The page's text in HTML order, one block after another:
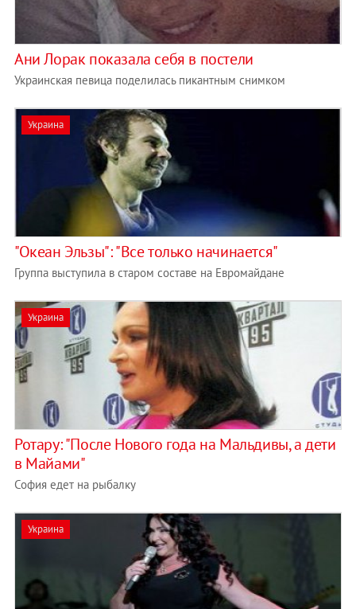
Ани Лорак показала себя в постели
Украинская певица поделилась пикантным снимком
Украина
"Океан Эльзы": "Все только начинается"
Группа выступила в старом составе на Евромайдане
Украина
Ротару: "После Нового года на Мальдивы, а дети
в Майами"
София едет на рыбалку
Украина